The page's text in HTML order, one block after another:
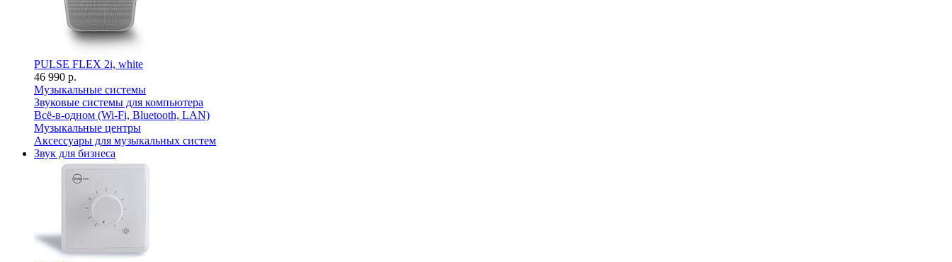
PULSE FLEX 2i, white
46 990 р.
Музыкальные системы
Звуковые системы для компьютера
Всё-в-одном (Wi-Fi, Bluetooth, LAN)
Музыкальные центры
Аксессуары для музыкальных систем
Звук для бизнеса